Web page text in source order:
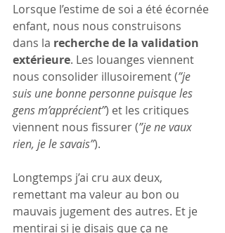
Lorsque l’estime de soi a été écornée
enfant, nous nous construisons
dans la recherche de la validation
extérieure. Les louanges viennent
nous consolider illusoirement (”je
suis une bonne personne puisque les
gens m’apprécient”) et les critiques
viennent nous fissurer (”je ne vaux
rien, je le savais”).
Longtemps j’ai cru aux deux,
remettant ma valeur au bon ou
mauvais jugement des autres. Et je
mentirai si je disais que ça ne